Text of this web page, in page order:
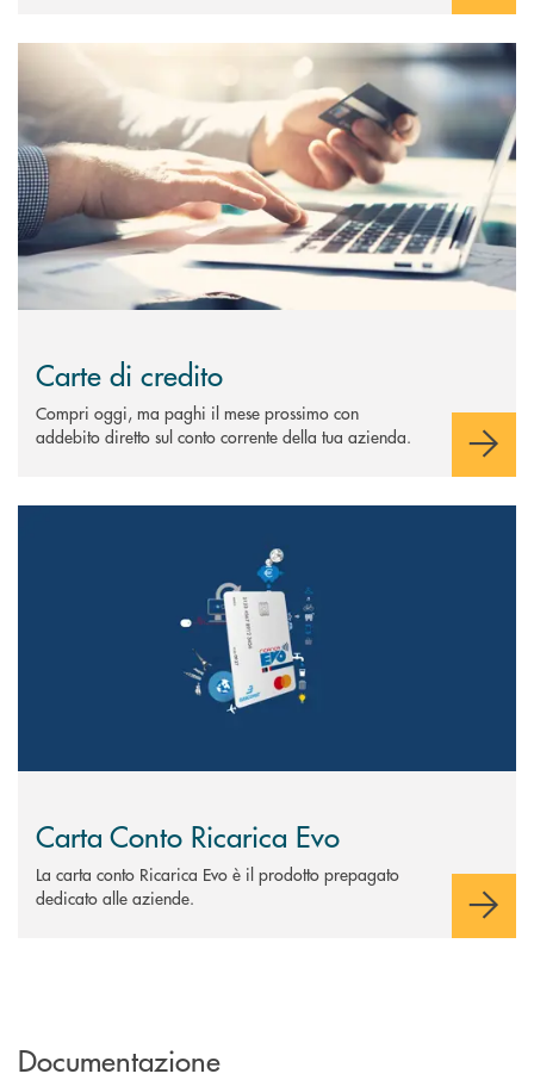
Carte di credito
Compri oggi, ma paghi il mese prossimo con
addebito diretto sul conto corrente della tua azienda.
Carta Conto Ricarica Evo
La carta conto Ricarica Evo è il prodotto prepagato
dedicato alle aziende.
Documentazione